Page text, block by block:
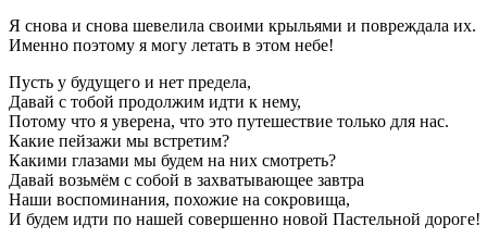
Я снова и снова шевелила своими крыльями и повреждала их.
Именно поэтому я могу летать в этом небе!
Пусть у будущего и нет предела,
Давай с тобой продолжим идти к нему,
Потому что я уверена, что это путешествие только для нас.
Какие пейзажи мы встретим?
Какими глазами мы будем на них смотреть?
Давай возьмём с собой в захватывающее завтра
Наши воспоминания, похожие на сокровища,
И будем идти по нашей совершенно новой Пастельной дороге!